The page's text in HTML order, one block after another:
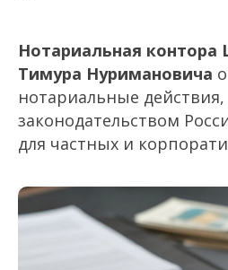
Нотариальная
Тимура Нуримановича
нотариальные
законодательством
для частных и